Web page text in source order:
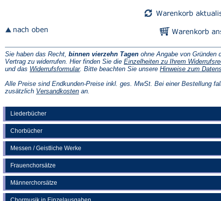
Liederbücher
Chorbücher
Messen / Geistliche Werke
Frauenchorsätze
Männerchorsätze
Sie haben das Recht, binnen vierzehn Tagen ohne Angabe von Gründen
Vertrag zu widerrufen. Hier finden Sie die Einzelheiten zu Ihrem
und das Widerrufsformular(Öffnet
einem
neuen
. Bitte beachten Sie unsere Hinweise zum
Alle Preise sind Endkunden-Preise inkl. ges. MwSt. Bei einer Bestellung
zusätzlich Versandkosten(Öffnet
an.